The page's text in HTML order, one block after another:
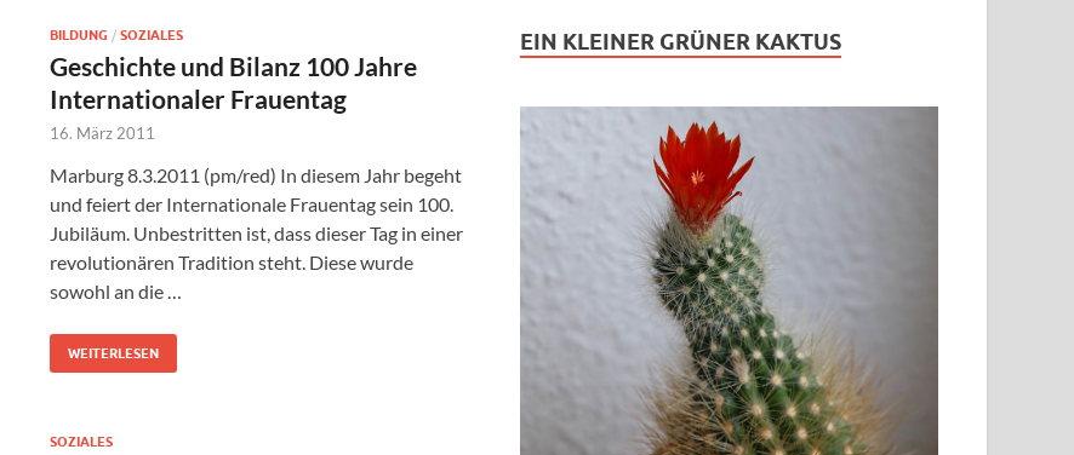
BILDUNG / SOZIALES
Geschichte und Bilanz 100 Jahre
Internationaler Frauentag
16. März 2011
Marburg 8.3.2011 (pm/red) In diesem Jahr begeht
und feiert der Internationale Frauentag sein 100.
Jubiläum. Unbestritten ist, dass dieser Tag in einer
revolutionären Tradition steht. Diese wurde
sowohl an die …
WEITERLESEN
SOZIALES
EIN KLEINER GRÜNER KAKTUS